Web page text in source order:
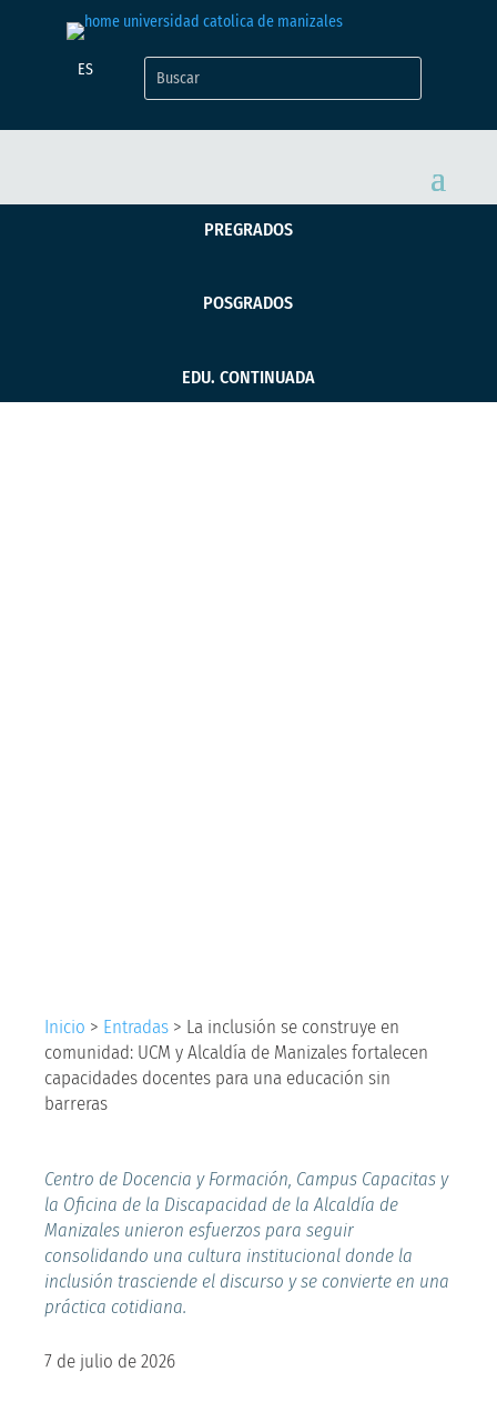
ES
PREGRADOS
POSGRADOS
EDU. CONTINUADA
Inicio > Entradas > La inclusión se construye en
comunidad: UCM y Alcaldía de Manizales fortalecen
capacidades docentes para una educación sin
barreras
Centro de Docencia y Formación, Campus Capacitas y
la Oficina de la Discapacidad de la Alcaldía de
Manizales unieron esfuerzos para seguir
consolidando una cultura institucional donde la
inclusión trasciende el discurso y se convierte en una
práctica cotidiana.
7 de julio de 2026